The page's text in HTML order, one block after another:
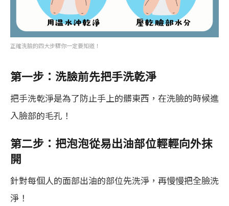
正確洗臉的四大步驟你一定要知道！
第一步：洗臉前先把手洗乾淨
把手洗乾淨是為了防止手上的髒東西，在洗臉的時候進
入臉部的毛孔！
第二步：把泡泡從易出油部位輕輕向外抹
開
針對每個人的面部出油的部位先洗淨，再慢慢把全臉洗
淨！